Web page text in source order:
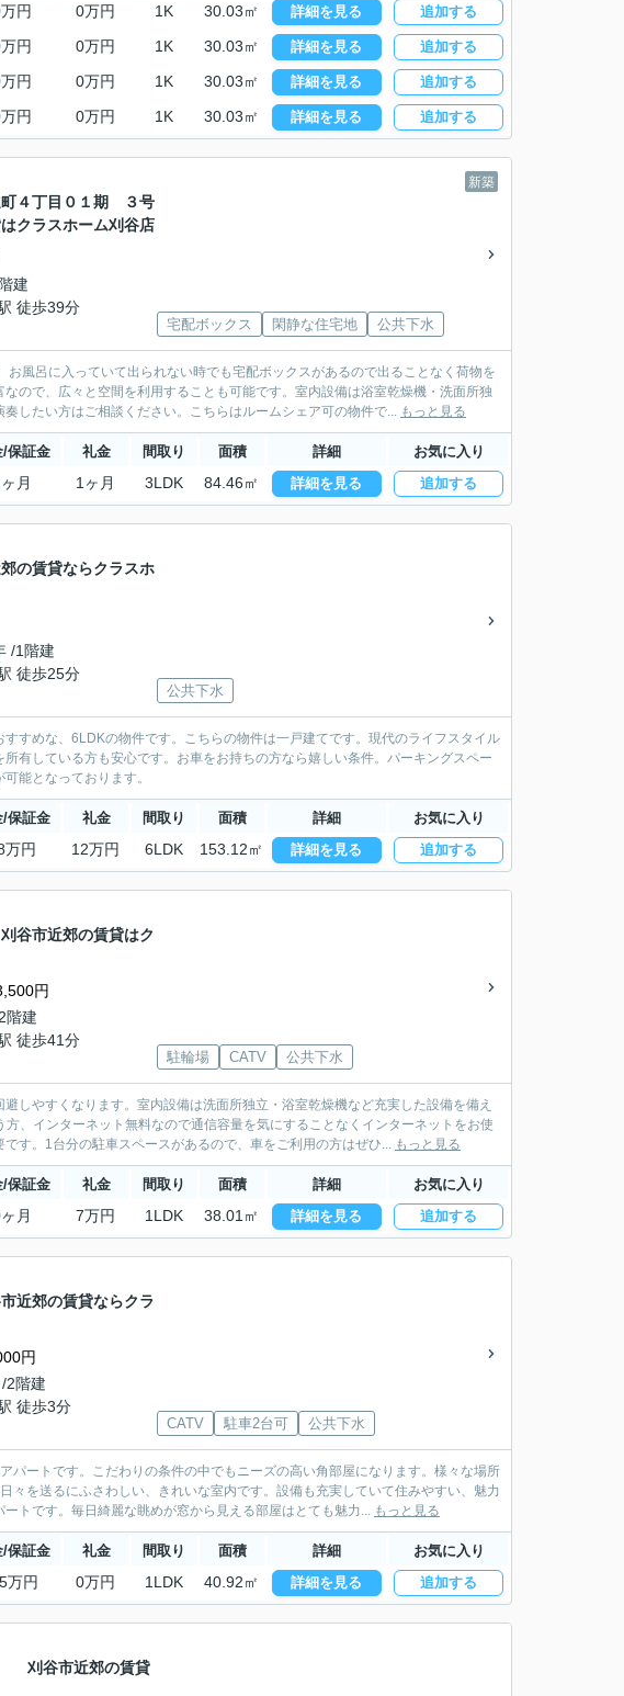
円 0万円 1K 30.03㎡ 詳細を見る 追加する
円 0万円 1K 30.03㎡ 詳細を見る 追加する
円 0万円 1K 30.03㎡ 詳細を見る 追加する
円 0万円 1K 30.03㎡ 詳細を見る 追加する
新築
町４丁目０１期 ３号
ラスホーム刈谷店
建
徒歩39分
宅配ボックス 閑静な住宅地 公共下水
風呂に入っていて出られない時でも宅配ボックスがあるので出ることなく荷物を
ので、広々と空間を利用することも可能です。室内設備は浴室乾燥機・洗面所独
したい方はご相談ください。こちらはルームシェア可の物件で... もっと見る
/保証金 礼金 間取り 面積 詳細 お気に入り
月 1ヶ月 3LDK 84.46㎡ 詳細を見る 追加する
賃貸ならクラスホ
/1階建
徒歩25分
公共下水
すめな、6LDKの物件です。こちらの物件は一戸建てです。現代のライフスタイル
有している方も安心です。お車をお持ちの方なら嬉しい条件。パーキングスペー
能となっております。
/保証金 礼金 間取り 面積 詳細 お気に入り
万円 12万円 6LDK 153.12㎡ 詳細を見る 追加する
市近郊の賃貸はク
円
階建
徒歩41分
駐輪場 CATV 公共下水
しやすくなります。室内設備は洗面所独立・浴室乾燥機など充実した設備を備え
、インターネット無料なので通信容量を気にすることなくインターネットをお使
す。1台分の駐車スペースがあるので、車をご利用の方はぜひ... もっと見る
/保証金 礼金 間取り 面積 詳細 お気に入り
月 7万円 1LDK 38.01㎡ 詳細を見る 追加する
郊の賃貸ならクラ
円
2階建
徒歩3分
CATV 駐車2台可 公共下水
パートです。こだわりの条件の中でもニーズの高い角部屋になります。様々な場所
を送るにふさわしい、きれいな室内です。設備も充実していて住みやすい、魅力
トです。毎日綺麗な眺めが窓から見える部屋はとても魅力... もっと見る
/保証金 礼金 間取り 面積 詳細 お気に入り
万円 0万円 1LDK 40.92㎡ 詳細を見る 追加する
谷市近郊の賃貸